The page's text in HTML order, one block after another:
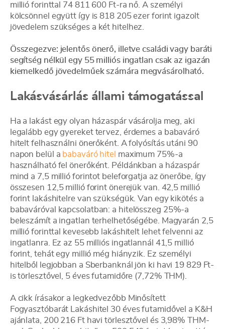
millió forinttal 74 811 600 Ft-ra nő. A személyi
kölcsönnel együtt így is 818 205 ezer forint igazolt
jövedelem szükséges a két hitelhez.
Összegezve: jelentős önerő, illetve családi vagy baráti
segítség nélkül egy 55 milliós ingatlan csak az igazán
kiemelkedő jövedelműek számára megvásárolható.
Lakásvásárlás állami támogatással
Ha a lakást egy olyan házaspár vásárolja meg, aki
legalább egy gyereket tervez, érdemes a babaváró
hitelt felhasználni önerőként. A folyósítás utáni 90
napon belül a babaváró hitel maximum 75%-a
használható fel önerőként. Példánkban a házaspár
mind a 7,5 millió forintot beleforgatja az önerőbe, így
összesen 12,5 millió forint önerejük van. 42,5 millió
forint lakáshitelre van szükségük. Van egy kikötés a
babaváróval kapcsolatban: a hitelösszeg 25%-a
beleszámít a ingatlan terhelhetőségébe. Magyarán 2,5
millió forinttal kevesebb lakáshitelt lehet felvenni az
ingatlanra. Ez az 55 milliós ingatlannál 41,5 millió
forint, tehát egy millió még hiányzik. Ez személyi
hitelből legjobban a Sberbanknál jön ki havi 19 829 Ft-
is törlesztővel, 5 éves futamidőre (7,72% THM).
A cikk írásakor a legkedvezőbb Minősített
Fogyasztóbarát Lakáshitel 30 éves futamidővel a K&H
ajánlata, 200 216 Ft havi törlesztővel és 3,98% THM-